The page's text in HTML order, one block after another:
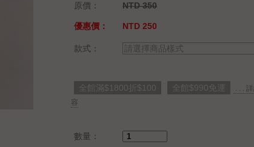
原價： NTD 350
優惠價： NTD 250
款式： 請選擇商品樣式
全館滿$1800折$100 全館$990免運
. . .
容
數量：